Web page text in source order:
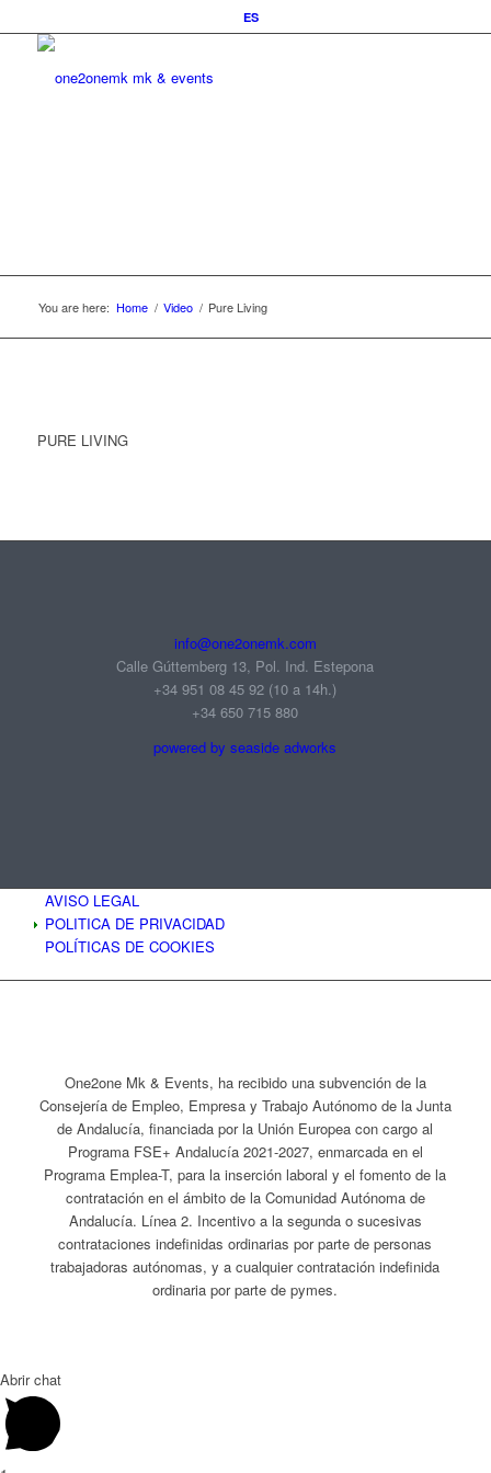
ES
You are here: Home / Video / Pure Living
PURE LIVING
info@one2onemk.com
Calle Gúttemberg 13, Pol. Ind. Estepona
+34 951 08 45 92‬ (10 a 14h.)
+34 650 715 880
powered by seaside adworks
AVISO LEGAL
POLITICA DE PRIVACIDAD
POLÍTICAS DE COOKIES
One2one Mk & Events, ha recibido una subvención de la
Consejería de Empleo, Empresa y Trabajo Autónomo de la Junta
de Andalucía, financiada por la Unión Europea con cargo al
Programa FSE+ Andalucía 2021-2027, enmarcada en el
Programa Emplea-T, para la inserción laboral y el fomento de la
contratación en el ámbito de la Comunidad Autónoma de
Andalucía. Línea 2. Incentivo a la segunda o sucesivas
contrataciones indefinidas ordinarias por parte de personas
trabajadoras autónomas, y a cualquier contratación indefinida
ordinaria por parte de pymes.
Abrir chat